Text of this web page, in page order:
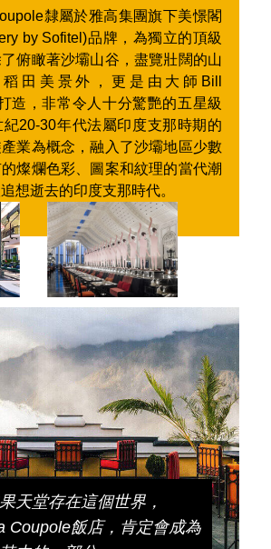
評為全球五大酒店設計師之一
風情奢華度假村之王」、
者」、「世界級園林設計大師」
隸屬於雅高集團旗下美憬閣
by Sofitel)品牌，為獨立的頂級
俯瞰著沙壩山谷，盡覽壯闊的山
稻田美景外，更是由大師Bill
造，非常令人十分驚艷的五星級
20-30年代法屬印度支那時期的
業為概念，融入了沙壩地區少數
燦爛色彩、圖案和紋理的當代潮
想逝去的印度支那時代。